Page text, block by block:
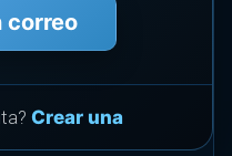
correo
Crear una